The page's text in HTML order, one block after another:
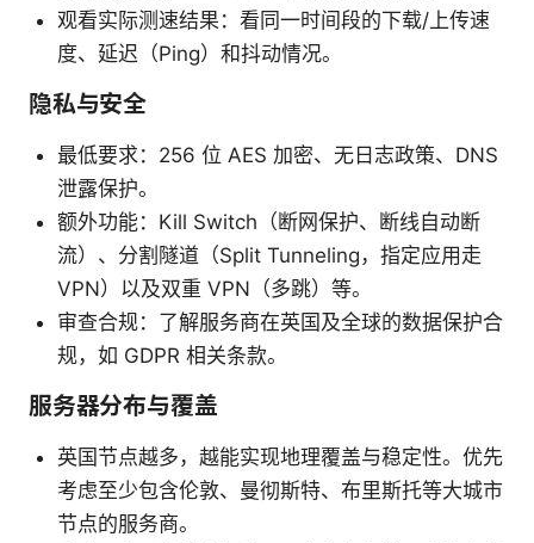
观看实际测速结果：看同一时间段的下载/上传速
度、延迟（Ping）和抖动情况。
隐私与安全
最低要求：256 位 AES 加密、无日志政策、DNS
泄露保护。
额外功能：Kill Switch（断网保护、断线自动断
流）、分割隧道（Split Tunneling，指定应用走
VPN）以及双重 VPN（多跳）等。
审查合规：了解服务商在英国及全球的数据保护合
规，如 GDPR 相关条款。
服务器分布与覆盖
英国节点越多，越能实现地理覆盖与稳定性。优先
考虑至少包含伦敦、曼彻斯特、布里斯托等大城市
节点的服务商。